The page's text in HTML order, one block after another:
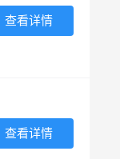
查看详情
查看详情